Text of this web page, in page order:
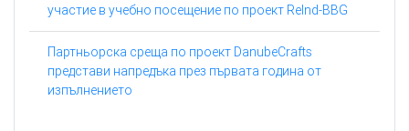
участие в учебно посещение по проект ReInd-BBG
Партньорска среща по проект DanubeCrafts
представи напредъка през първата година от
изпълнението